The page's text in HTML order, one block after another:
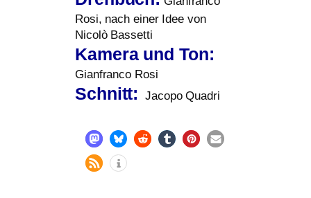
Rosi, nach einer Idee von
Nicolò Bassetti
Kamera und Ton:
Gianfranco Rosi
Schnitt: Jacopo Quadri